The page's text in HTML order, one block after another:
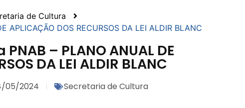
de Cultura
DOS RECURSOS DA LEI ALDIR BLANC
– PLANO ANUAL DE
DA LEI ALDIR BLANC
05/2024 Secretaria de Cultura